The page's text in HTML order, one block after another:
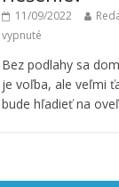
11/09/2022
vypnuté
Bez podlahy sa
je voľba, ale veľmi
bude hľadieť na